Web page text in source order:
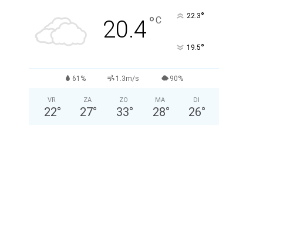
20.4°C 22.3°
19.5°
61% 1.3m/s 90%
VR
22°
ZA
27°
ZO
33°
MA
28°
DI
26°